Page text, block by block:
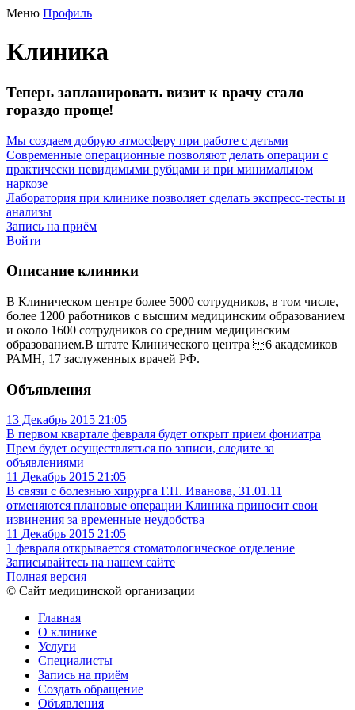
Меню Профиль
Клиника
Теперь запланировать визит к врачу стало
гораздо проще!
Мы создаем добрую атмосферу при работе с детьми
Современные операционные позволяют делать операции с
практически невидимыми рубцами и при минимальном
наркозе
Лаборатория при клинике позволяет сделать экспресс-тесты и
анализы
Запись на приём
Войти
Описание клиники
В Клиническом центре более 5000 сотрудников, в том числе,
более 1200 работников с высшим медицинским образованием
и около 1600 сотрудников со средним медицинским
образованием.В штате Клинического центра 6 академиков
РАМН, 17 заслуженных врачей РФ.
Объявления
13 Декабрь 2015 21:05
В первом квартале февраля будет открыт прием фониатра
Прем будет осуществляться по записи, следите за
объявлениями
11 Декабрь 2015 21:05
В связи с болезнью хирурга Г.Н. Иванова, 31.01.11
отменяются плановые операции Клиника приносит свои
извинения за временные неудобства
11 Декабрь 2015 21:05
1 февраля открывается стоматологическое отделение
Записывайтесь на нашем сайте
Полная версия
© Сайт медицинской организации
Главная
О клинике
Услуги
Специалисты
Запись на приём
Создать обращение
Объявления